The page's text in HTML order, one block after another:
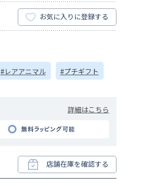
お気に入りに登録する
#レアアニマル #プチギフト
詳細はこちら
店舗在庫を確認する